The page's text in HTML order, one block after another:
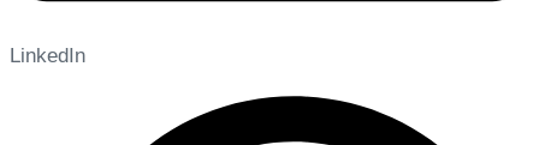
LinkedIn